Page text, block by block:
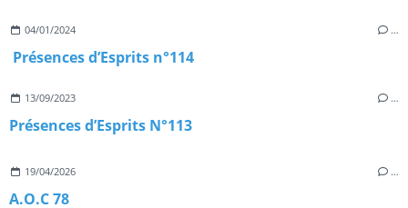
04/01/2024 …
Présences d’Esprits n°114
13/09/2023 …
Présences d’Esprits N°113
19/04/2026 …
A.O.C 78